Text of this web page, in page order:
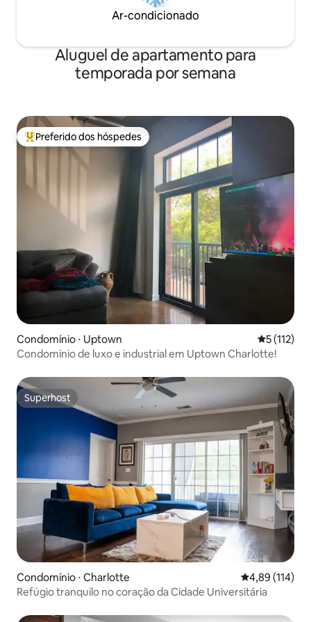
Ar-condicionado
Aluguel de apartamento para
temporada por semana
Entre os melhores preferidos dos hóspedes
Preferido dos hóspedes
Condomínio ⋅ Uptown 5 de uma
5 (112)
Condomínio de luxo e industrial em Uptown Charlotte!
Superhost
Superhost
Condomínio ⋅ Charlotte 4,89 de uma
4,89 (114)
Refúgio tranquilo no coração da Cidade Universitária